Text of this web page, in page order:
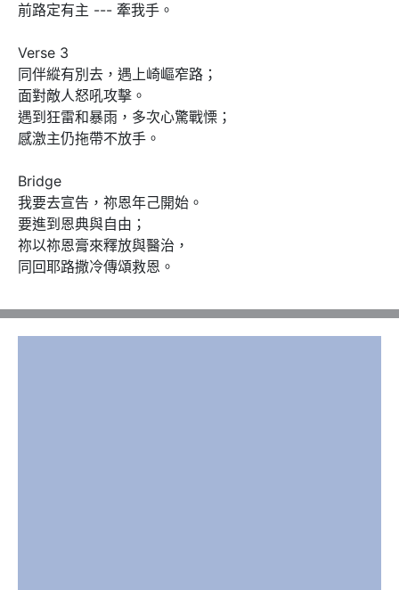
前路定有主 --- 牽我手。
Verse 3
同伴縱有別去，遇上崎嶇窄路；
面對敵人怒吼攻擊。
遇到狂雷和暴雨，多次心驚戰慄；
感激主仍拖帶不放手。
Bridge
我要去宣告，祢恩年己開始。
要進到恩典與自由；
祢以祢恩膏來釋放與醫治，
同回耶路撒冷傳頌救恩。